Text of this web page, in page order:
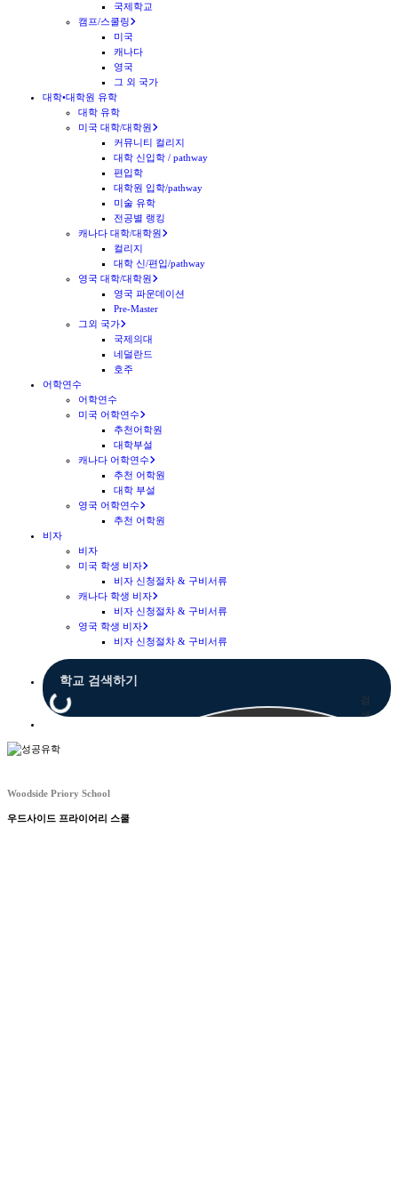
국제학교
캠프/스쿨링
미국
캐나다
영국
그 외 국가
대학•대학원 유학
대학 유학
미국 대학/대학원
커뮤니티 컬리지
대학 신입학 / pathway
편입학
대학원 입학/pathway
미술 유학
전공별 랭킹
캐나다 대학/대학원
컬리지
대학 신/편입/pathway
영국 대학/대학원
영국 파운데이션
Pre-Master
그외 국가
국제의대
네덜란드
호주
어학연수
어학연수
미국 어학연수
추천어학원
대학부설
캐나다 어학연수
추천 어학원
대학 부설
영국 어학연수
추천 어학원
비자
비자
미국 학생 비자
비자 신청절차 & 구비서류
캐나다 학생 비자
비자 신청절차 & 구비서류
영국 학생 비자
비자 신청절차 & 구비서류
검
색
Woodside Priory School
우드사이드 프라이어리 스쿨